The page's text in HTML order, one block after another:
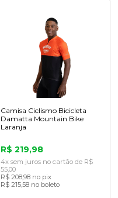
Camisa Ciclismo Bicicleta
Damatta Mountain Bike
Laranja
R$ 219,98
4x sem juros no cartão de R$
55,00
R$ 208,98 no pix
R$ 215,58 no boleto